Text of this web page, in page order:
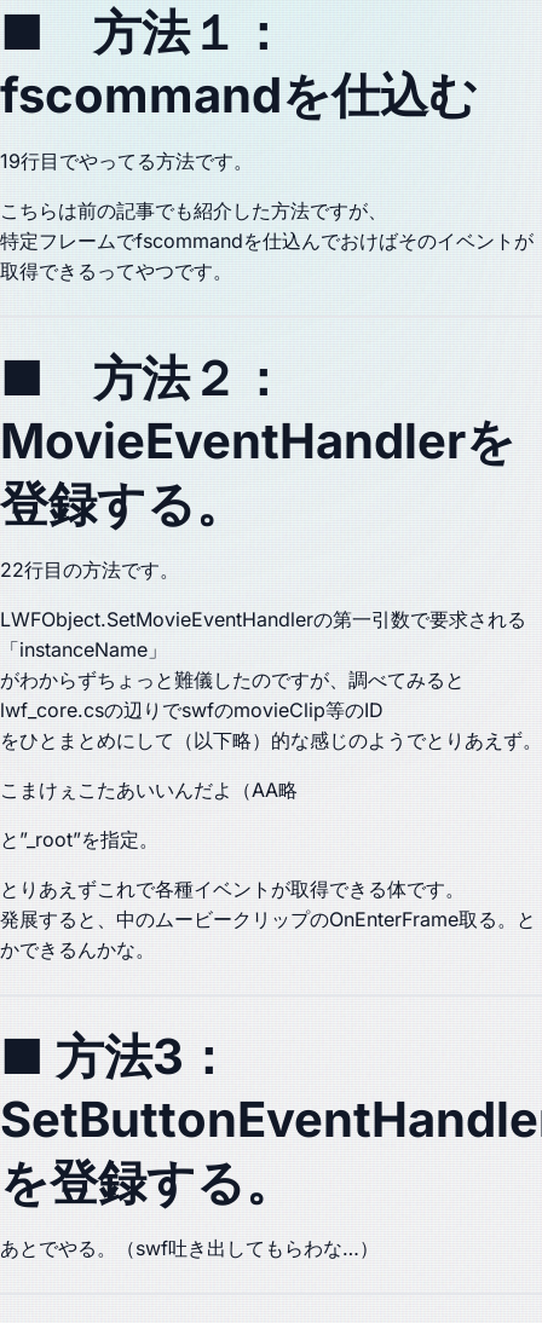
■ 方法１：
fscommandを仕込む
19行目でやってる方法です。
こちらは前の記事でも紹介した方法ですが、
特定フレームでfscommandを仕込んでおけばそのイベントが
取得できるってやつです。
■ 方法２：
MovieEventHandlerを
登録する。
22行目の方法です。
LWFObject.SetMovieEventHandlerの第一引数で要求される
「instanceName」
がわからずちょっと難儀したのですが、調べてみると
lwf_core.csの辺りでswfのmovieClip等のID
をひとまとめにして（以下略）的な感じのようでとりあえず。
こまけぇこたあいいんだよ（AA略
と”_root”を指定。
とりあえずこれで各種イベントが取得できる体です。
発展すると、中のムービークリップのOnEnterFrame取る。と
かできるんかな。
■ 方法3：
を登録する。
あとでやる。（swf吐き出してもらわな…）